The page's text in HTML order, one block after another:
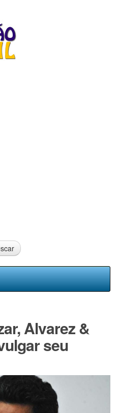
Alvarez &
seu